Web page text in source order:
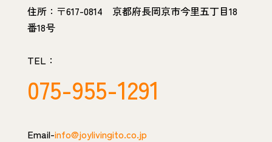
住所：〒617-0814 京都府長岡京市今里五丁目18
番18号
TEL：
075-955-1291
Email-info@joylivingito.co.jp